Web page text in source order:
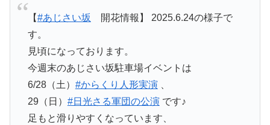
【#あじさい坂
開花情報】 2025.6.24の様子で
す。
見頃になっております。
今週末のあじさい坂駐車場イベントは
6/28（土） #からくり人形実演、
29（日） #日光さる軍団の公演です♪
足もと滑りやすくなっています、